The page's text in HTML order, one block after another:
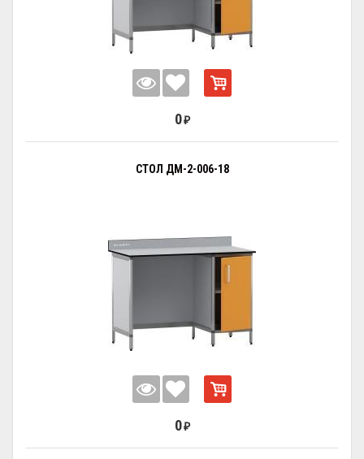
0 ₽
СТОЛ ДМ-2-006-18
0 ₽